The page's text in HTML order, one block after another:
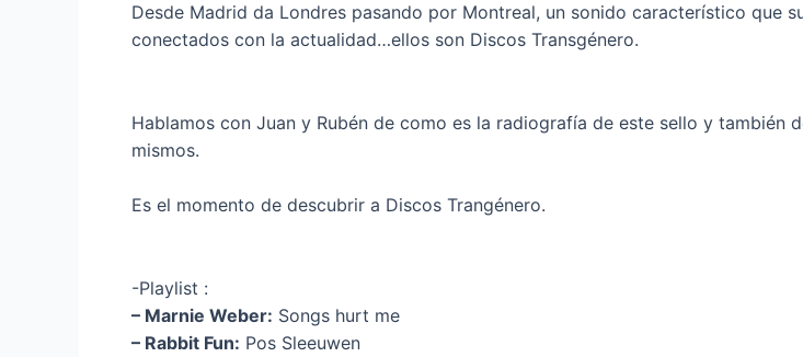
Desde Madrid da Londres pasando por Montreal, un sonido característico que
conectados con la actualidad…ellos son Discos Transgénero.
Hablamos con Juan y Rubén de como es la radiografía de este sello y también
mismos.
Es el momento de descubrir a Discos Trangénero.
-Playlist :
– Marnie Weber: Songs hurt me
– Rabbit Fun: Pos Sleeuwen